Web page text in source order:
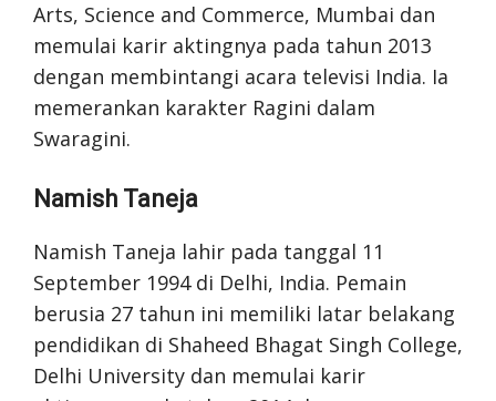
Arts, Science and Commerce, Mumbai dan
memulai karir aktingnya pada tahun 2013
dengan membintangi acara televisi India. Ia
memerankan karakter Ragini dalam
Swaragini.
Namish Taneja
Namish Taneja lahir pada tanggal 11
September 1994 di Delhi, India. Pemain
berusia 27 tahun ini memiliki latar belakang
pendidikan di Shaheed Bhagat Singh College,
Delhi University dan memulai karir